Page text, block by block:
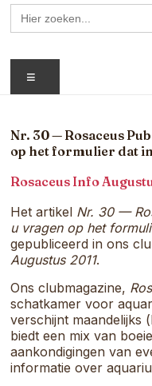
A.H.V.
Rosaceus
Rosaceus:
voor
aquaria
Zoek
naar:
Nr. 30 — Rosaceus
op het formulier dat
Rosaceus Info
Het artikel Nr. 30 —
u vragen op het
gepubliceerd in ons
Augustus 2011.
Ons clubmagazine,
schatkamer voor
verschijnt maandelijks
biedt een mix van
aankondigingen van
informatie over